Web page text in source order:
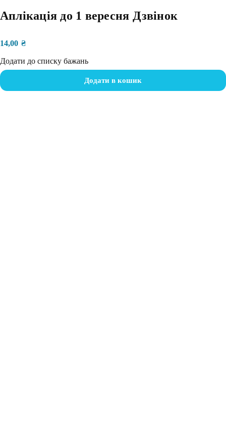
Аплікація до 1 вересня Дзвінок
14,00 ₴
Додати до списку бажань
Додати в кошик